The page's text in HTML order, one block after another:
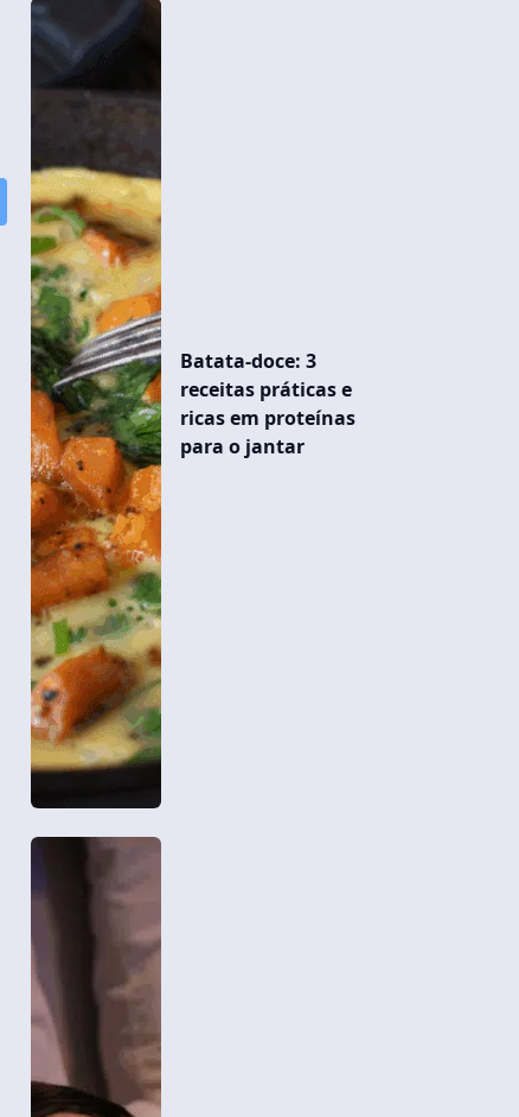
Batata-doce: 3
receitas práticas e
ricas em proteínas
para o jantar